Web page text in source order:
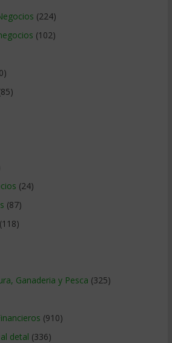
(224)
(102)
(24)
(87)
(118)
Ganaderia y Pesca (325)
(910)
detal (336)